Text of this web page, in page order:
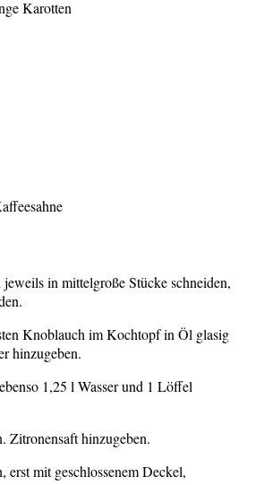
Karotten
in mit­tel­gro­ße Stü­cke schnei­den,
Knob­lauch im Koch­topf in Öl gla­sig
hinzugeben.
1,25 l Was­ser und 1 Löf­fel
Zitro­nen­saft hinzugeben.
erst mit geschlos­se­nem Deckel,